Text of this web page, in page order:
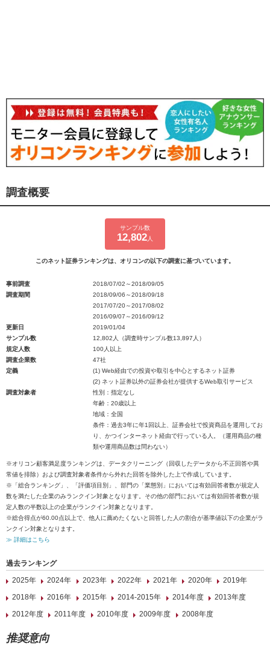
調査概要
サンプル数
12,802 人
このネット証券ランキングは、オリコンの以下の調査に基づいています。
事前調査
2018/07/02～2018/09/05
調査期間
2018/09/06～2018/09/18
2017/07/20～2017/08/02
2016/09/07～2016/09/12
更新日
2019/01/04
サンプル数
12,802人（調査時サンプル数13,897人）
規定人数
100人以上
調査企業数
47社
定義
(1) Web経由での投資や取引を中心とするネット証券
(2) ネット証券以外の証券会社が提供するWeb取引サービス
調査対象者
性別：指定なし
年齢：20歳以上
地域：全国
条件：過去3年に年1回以上、証券会社で投資商品を運用してお
り、かつインターネット経由で行っている人。（運用商品の種
類や運用商品数は問わない）
※オリコン顧客満足度ランキングは、データクリーニング（回収したデータから不正回答や異
常値を排除）および調査対象者条件から外れた回答を除外した上で作成しています。
※「総合ランキング」、「評価項目別」、部門の「業態別」においては有効回答者数が規定人
数を満たした企業のみランクイン対象となります。その他の部門においては有効回答者数が規
定人数の半数以上の企業がランクイン対象となります。
※総合得点が60.00点以上で、他人に薦めたくないと回答した人の割合が基準値以下の企業がラ
ンクイン対象となります。
≫ 詳細はこちら
過去ランキング
2025年
2024年 2023年 2022年 2021年 2020年
2019年
2018年
2016年 2015年 2014-2015年 2014年度
2013年度
2012年度
2011年度 2010年度 2009年度 2008年度
推奨意向